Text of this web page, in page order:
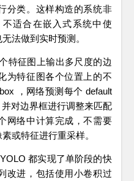
分类。这样构造的系统非
适合在嵌入式系统中使
法做到实时预测。
征图上输出多尺度的边
为特征图各个位置上的不
，网络预测每个 default
对边界框进行调整来匹配
网络中计算完成，不需要
或特征进行重采样。
都实现了单阶段的快
改进，包括使用小卷积过